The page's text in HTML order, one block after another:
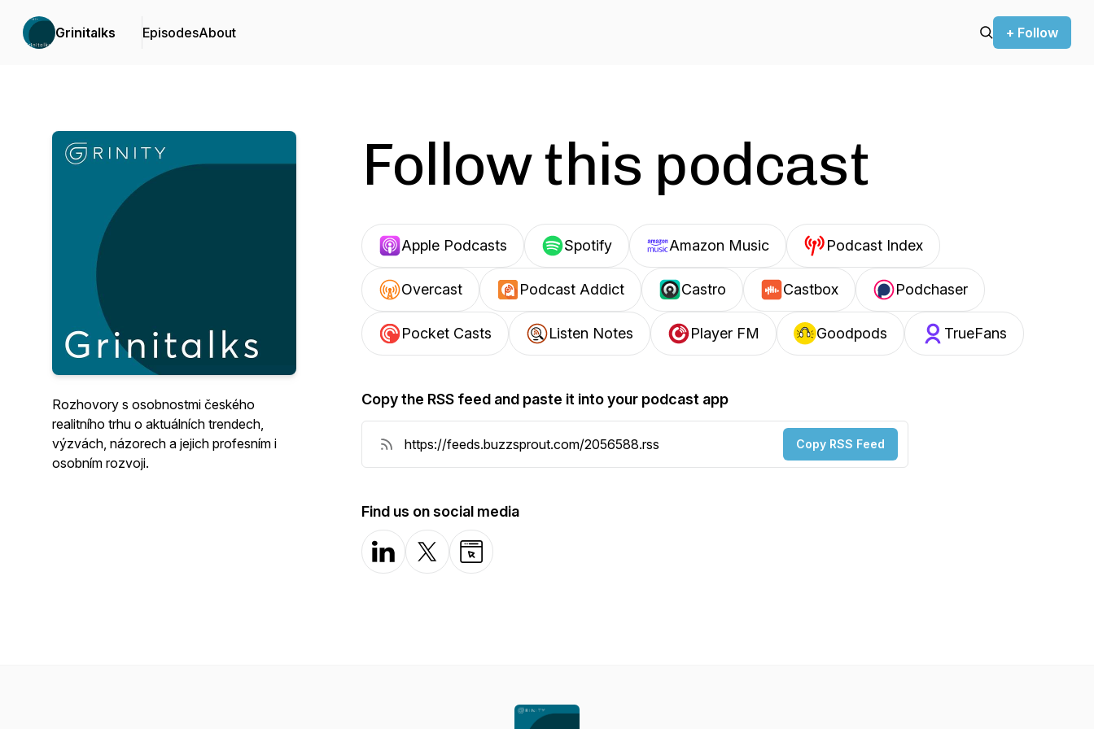
Grinitalks EpisodesAbout + Follow
Rozhovory s osobnostmi českého
realitního trhu o aktuálních trendech,
výzvách, názorech a jejich profesním i
osobním rozvoji.
Follow this podcast
Apple Podcasts Spotify Amazon Music Podcast Index
Overcast Podcast Addict Castro Castbox Podchaser
Pocket Casts Listen Notes Player FM Goodpods TrueFans
Copy the RSS feed and paste it into your podcast app
Copy RSS Feed
Find us on social media
LinkedInX-com Website